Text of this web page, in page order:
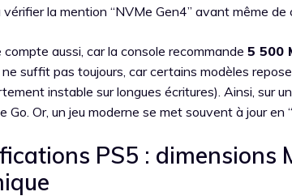
la mention “NVMe Gen4” avant même de
aussi, car la console recommande 5 500
suffit pas toujours, car certains modèles
instable sur longues écritures). Ainsi, sur
Go. Or, un jeu moderne se met souvent à jour
PS5 :